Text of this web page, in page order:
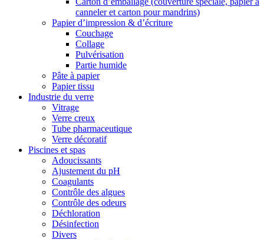
canneler et carton pour mandrins)
Papier d’impression & d’écriture
Couchage
Collage
Pulvérisation
Partie humide
Pâte à papier
Papier tissu
Industrie du verre
Vitrage
Verre creux
Tube pharmaceutique
Verre décoratif
Piscines et spas
Adoucissants
Ajustement du pH
Coagulants
Contrôle des algues
Contrôle des odeurs
Déchloration
Désinfection
Divers